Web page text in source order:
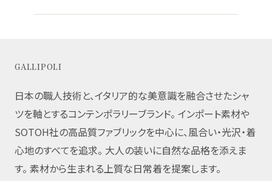
GALLIPOLI
日本の職人技術と、イタリア的な美意識を融合させたシャ
ツを軸とするコンテンポラリーブランド。 インポート素材や
SOTOH社の高品質ファブリックを中心に、風合い・光沢・着
心地のすべてを追求。 大人の装いに自然な品格を添えま
す。 素材から生まれる上質な日常着を提案します。